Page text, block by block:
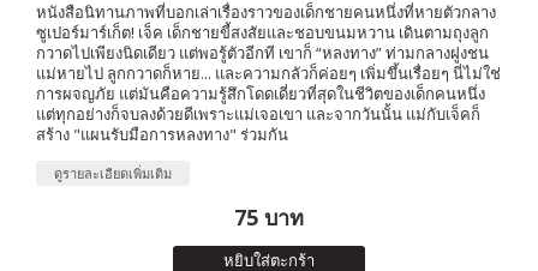
หนังสือนิทานภาพที่บอกเล่าเรื่องราวของเด็กชายคนหนึ่งที่หายตัวกลาง
ซูเปอร์มาร์เก็ต! เจ็ค เด็กชายขี้สงสัยและชอบขนมหวาน เดินตามถุงลูก
กวาดไปเพียงนิดเดียว แต่พอรู้ตัวอีกที เขาก็ “หลงทาง” ท่ามกลางฝูงชน
แม่หายไป ลูกกวาดก็หาย... และความกลัวก็ค่อยๆ เพิ่มขึ้นเรื่อยๆ นี่ไม่ใช่
การผจญภัย แต่มันคือความรู้สึกโดดเดี่ยวที่สุดในชีวิตของเด็กคนหนึ่ง
แต่ทุกอย่างก็จบลงด้วยดีเพราะแม่เจอเขา และจากวันนั้น แม่กับเจ็คก็
สร้าง "แผนรับมือการหลงทาง" ร่วมกัน
ดูรายละเอียดเพิ่มเติม
75 บาท
หยิบใส่ตะกร้า